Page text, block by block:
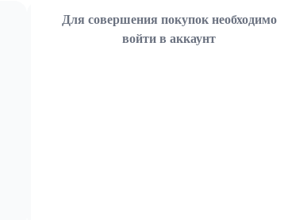
Для совершения покупок необходимо
войти в аккаунт